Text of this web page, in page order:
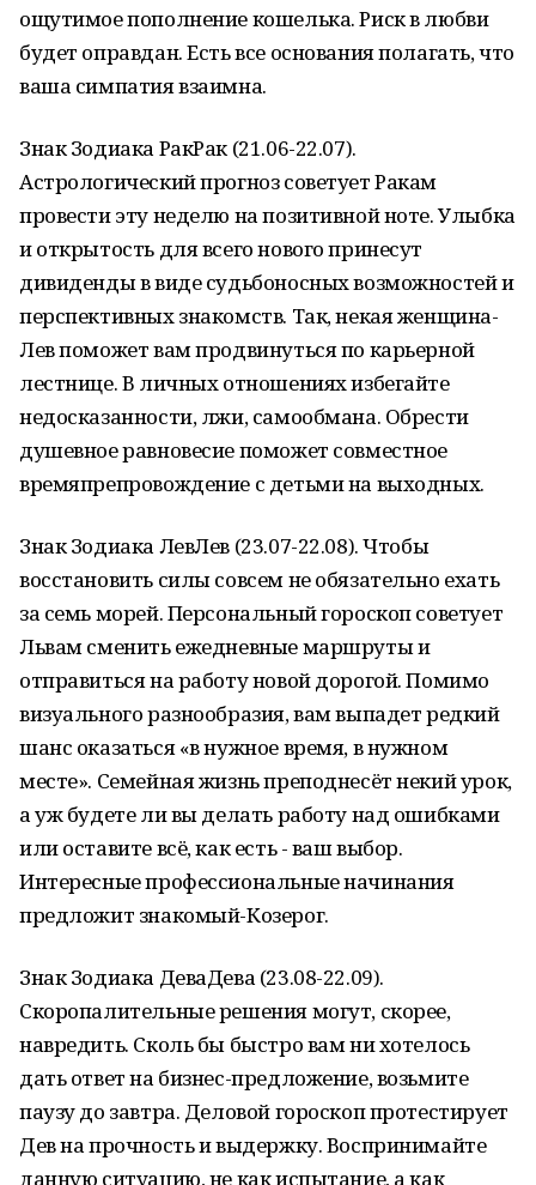
ощутимое пополнение кошелька. Риск в любви
будет оправдан. Есть все основания полагать, что
ваша симпатия взаимна.
Знак Зодиака РакРак (21.06-22.07).
Астрологический прогноз советует Ракам
провести эту неделю на позитивной ноте. Улыбка
и открытость для всего нового принесут
дивиденды в виде судьбоносных возможностей и
перспективных знакомств. Так, некая женщина-
Лев поможет вам продвинуться по карьерной
лестнице. В личных отношениях избегайте
недосказанности, лжи, самообмана. Обрести
душевное равновесие поможет совместное
времяпрепровождение с детьми на выходных.
Знак Зодиака ЛевЛев (23.07-22.08). Чтобы
восстановить силы совсем не обязательно ехать
за семь морей. Персональный гороскоп советует
Львам сменить ежедневные маршруты и
отправиться на работу новой дорогой. Помимо
визуального разнообразия, вам выпадет редкий
шанс оказаться «в нужное время, в нужном
месте». Семейная жизнь преподнесёт некий урок,
а уж будете ли вы делать работу над ошибками
или оставите всё, как есть - ваш выбор.
Интересные профессиональные начинания
предложит знакомый-Козерог.
Знак Зодиака ДеваДева (23.08-22.09).
Скоропалительные решения могут, скорее,
навредить. Сколь бы быстро вам ни хотелось
дать ответ на бизнес-предложение, возьмите
паузу до завтра. Деловой гороскоп протестирует
Дев на прочность и выдержку. Воспринимайте
данную ситуацию, не как испытание, а как